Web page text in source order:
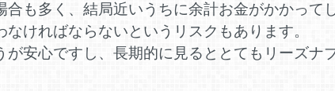
も多く、結局近いうちに余計お金がかかって
ければならないというリスクもあります。
安心ですし、長期的に見るととてもリーズナ